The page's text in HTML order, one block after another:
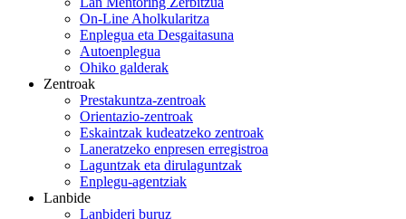
On-Line Aholkularitza
Enplegua eta Desgaitasuna
Autoenplegua
Ohiko galderak
Zentroak
Prestakuntza-zentroak
Orientazio-zentroak
Eskaintzak kudeatzeko zentroak
Laneratzeko enpresen erregistroa
Laguntzak eta dirulaguntzak
Enplegu-agentziak
Lanbide
Lanbideri buruz